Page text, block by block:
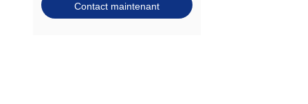
Contact maintenant